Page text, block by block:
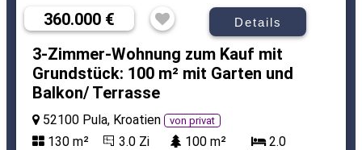
360.000 € Details
3-Zimmer-Wohnung zum Kauf mit
Grundstück: 100 m² mit Garten und
Balkon/ Terrasse
52100 Pula, Kroatien von privat
130 m² 3.0 Zi 100 m²
2.0